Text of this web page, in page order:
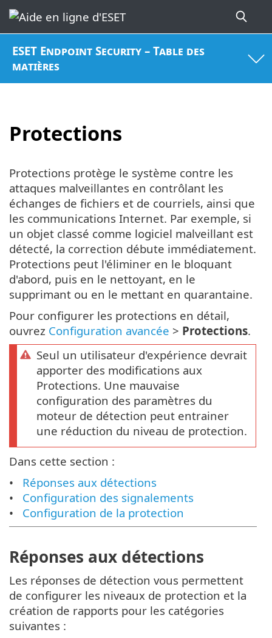
ESET Endpoint Security – Table des
matières
Protections
Protections protège le système contre les
attaques malveillantes en contrôlant les
échanges de fichiers et de courriels, ainsi que
les communications Internet. Par exemple, si
un objet classé comme logiciel malveillant est
détecté, la correction débute immédiatement.
Protections peut l'éliminer en le bloquant
d'abord, puis en le nettoyant, en le
supprimant ou en le mettant en quarantaine.
Pour configurer les protections en détail,
ouvrez Configuration avancée > Protections.
Seul un utilisateur d'expérience devrait
apporter des modifications aux
Protections. Une mauvaise
configuration des paramètres du
moteur de détection peut entrainer
une réduction du niveau de protection.
Dans cette section :
Réponses aux détections
Configuration des signalements
Configuration de la protection
Réponses aux détections
Les réponses de détection vous permettent
de configurer les niveaux de protection et la
création de rapports pour les catégories
suivantes :